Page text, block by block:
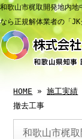
和歌山市梶取開発地内
なら正規解体業者の「
HOME »施工実績
撤去工事
和歌山市梶